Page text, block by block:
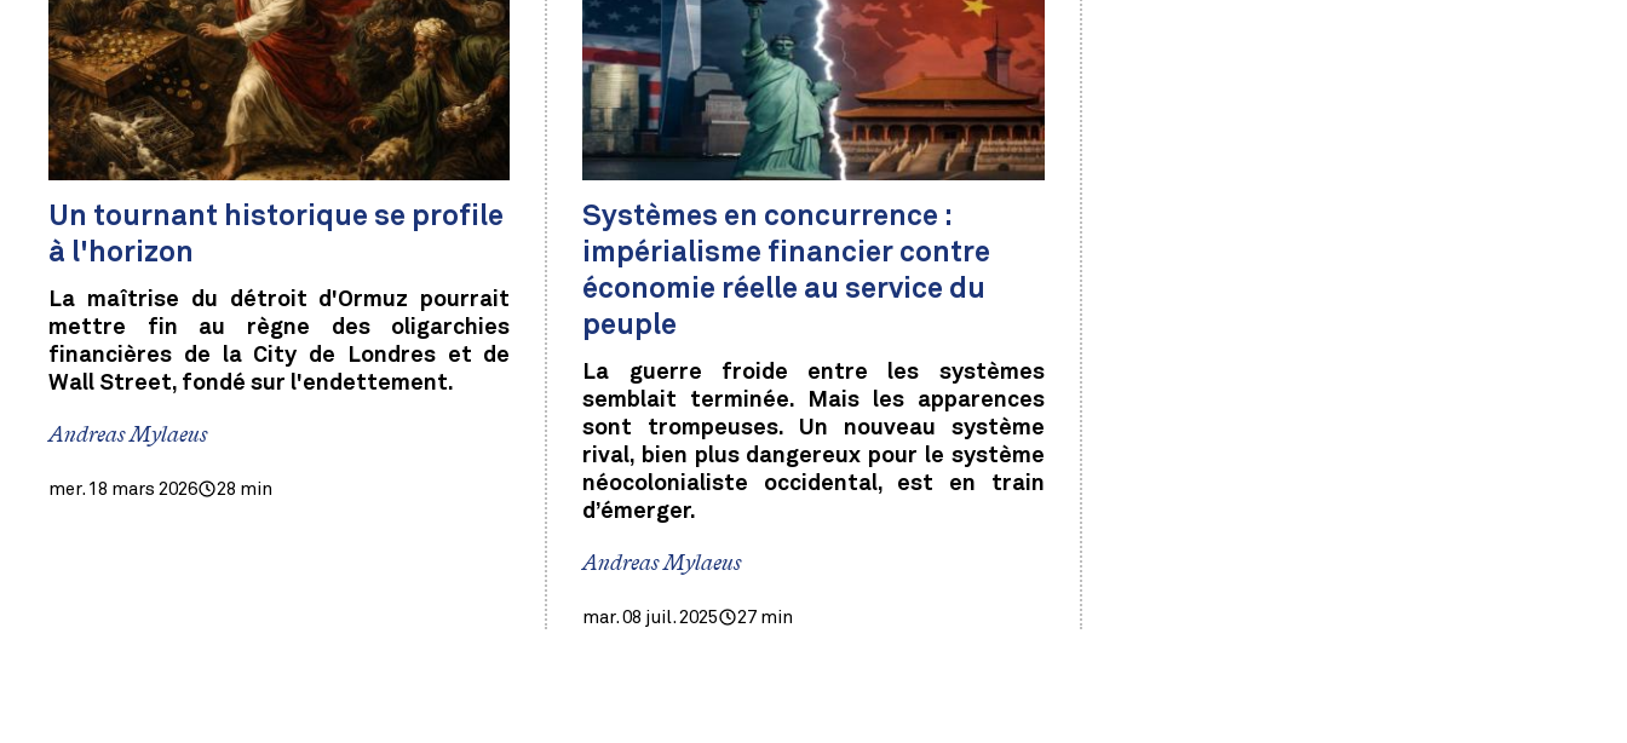
Un tournant historique se profile
à l'horizon
La maîtrise du détroit d'Ormuz pourrait
mettre fin au règne des oligarchies
financières de la City de Londres et de
Wall Street, fondé sur l'endettement.
Andreas Mylaeus
mer. 18 mars 2026 28 min
Systèmes en concurrence :
impérialisme financier contre
économie réelle au service du
peuple
La guerre froide entre les systèmes
semblait terminée. Mais les apparences
sont trompeuses. Un nouveau système
rival, bien plus dangereux pour le système
néocolonialiste occidental, est en train
d’émerger.
Andreas Mylaeus
mar. 08 juil. 2025 27 min